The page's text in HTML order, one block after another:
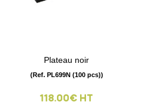
Plateau noir
(Ref. PL699N (100 pcs))
118.00€ HT